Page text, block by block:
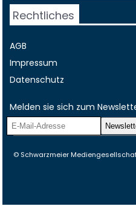
Rechtliches
AGB
Impressum
Datenschutz
Melden sie sich zum
© Schwarzmeier